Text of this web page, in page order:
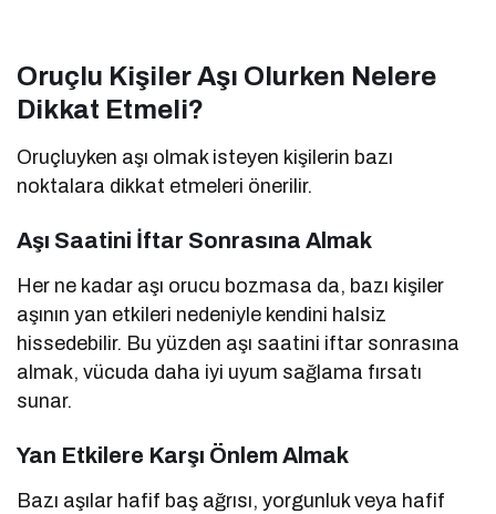
Oruçlu Kişiler Aşı Olurken Nelere
Dikkat Etmeli?
Oruçluyken aşı olmak isteyen kişilerin bazı
noktalara dikkat etmeleri önerilir.
Aşı Saatini İftar Sonrasına Almak
Her ne kadar aşı orucu bozmasa da, bazı kişiler
aşının yan etkileri nedeniyle kendini halsiz
hissedebilir. Bu yüzden aşı saatini iftar sonrasına
almak, vücuda daha iyi uyum sağlama fırsatı
sunar.
Yan Etkilere Karşı Önlem Almak
Bazı aşılar hafif baş ağrısı, yorgunluk veya hafif